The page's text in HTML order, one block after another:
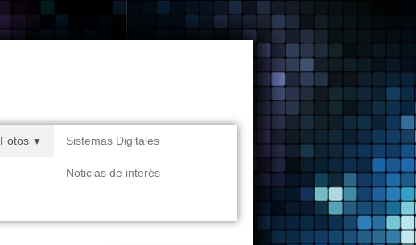
Fotos ▼ Sistemas Digitales
Noticias de interés